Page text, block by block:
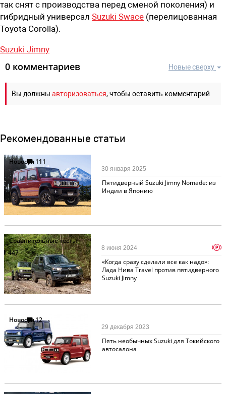
так снят с производства перед сменой поколения) и
гибридный универсал Suzuki Swace (перелицованная
Toyota Corolla).
Suzuki Jimny
Новые сверху
0 комментариев
Вы должны авторизоваться, чтобы оставить комментарий
Рекомендованные статьи
Новости111
Пятидверный Suzuki Jimny Nomade: из
Индии в Японию
30 января 2025
Сравнительные тесты
447
«Когда сразу сделали все как надо»:
Лада Нива Travel против пятидверного
Suzuki Jimny
8 июня 2024 p
Новости12
Пять необычных Suzuki для Токийского
автосалона
29 декабря 2023